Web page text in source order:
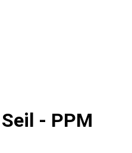
- PPM